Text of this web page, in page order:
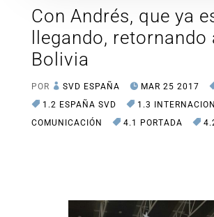
Con Andrés, que ya
llegando, retornando
Bolivia
POR SVD ESPAÑA MAR 25 2017
1.2 ESPAÑA SVD
1.3
COMUNICACIÓN
4.1 PORTADA